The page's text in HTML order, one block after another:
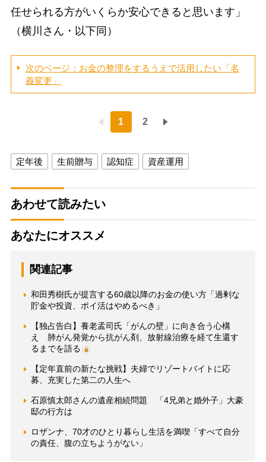
任せられる方がいくらか安心できると思います」
（横川さん・以下同）
次のページ：お金の整理をするうえで活用したい「名
義変更」
1 2
定年後 生前贈与 認知症 資産運用
あわせて読みたい
あなたにオススメ
関連記事
和田秀樹氏が提言する60歳以降のお金の使い方「過剰な
貯金や投資、ポイ活はやめるべき」
【独占告白】養老孟司氏「がんの壁」に向き合う心構
え 肺がん発覚から抗がん剤、放射線治療を経て生還す
るまでを語る
【定年直前の新たな挑戦】夫婦でリゾートバイトに応
募、充実した第二の人生へ
石原慎太郎さんの遺産相続問題 「4兄弟と婚外子」大豪
邸の行方は
ロザンナ、70才のひとり暮らし生活を満喫「すべて自分
の責任、腹の立ちようがない」